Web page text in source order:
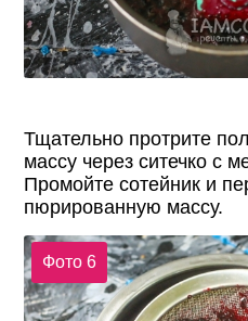
Тщательно протрите
массу через ситечко с
Промойте сотейник и
пюрированную массу.
Фото 6